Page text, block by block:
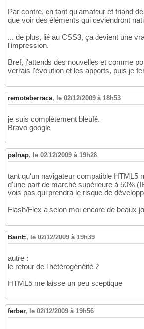
Par contre, en tant qu'amateur et friand
que voir des éléments qui deviendront
... de plus, lié au CSS3, ça devient une
l'impression.
Bref, j'attends des nouvelles et comme
verrais l'évolution et les apports, puis je
remoteberrada, le 02/12/2009 à 18h53
je suis complètement bleufé.
Bravo google
palnap, le 02/12/2009 à 19h28
tant qu'un navigateur compatible HTML5
d'une part de marché supérieure à 50%
vois pas qui prendra le risque de
Flash/Flex a selon moi encore de beaux
BainE, le 02/12/2009 à 19h39
autre :
le retour de l hétérogénéité ?
HTML5 me laisse un peu sceptique
ferber, le 02/12/2009 à 19h56